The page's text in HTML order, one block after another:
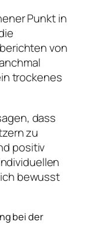
Punkt in
von
trockenes
dass
zu
positiv
bewusst
bei der